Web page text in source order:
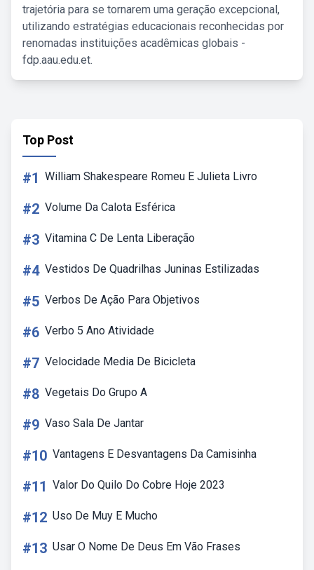
trajetória para se tornarem uma geração excepcional,
utilizando estratégias educacionais reconhecidas por
renomadas instituições acadêmicas globais -
fdp.aau.edu.et.
Top Post
#1 William Shakespeare Romeu E Julieta Livro
#2 Volume Da Calota Esférica
#3 Vitamina C De Lenta Liberação
#4 Vestidos De Quadrilhas Juninas Estilizadas
#5 Verbos De Ação Para Objetivos
#6 Verbo 5 Ano Atividade
#7 Velocidade Media De Bicicleta
#8 Vegetais Do Grupo A
#9 Vaso Sala De Jantar
#10 Vantagens E Desvantagens Da Camisinha
#11 Valor Do Quilo Do Cobre Hoje 2023
#12 Uso De Muy E Mucho
#13 Usar O Nome De Deus Em Vão Frases